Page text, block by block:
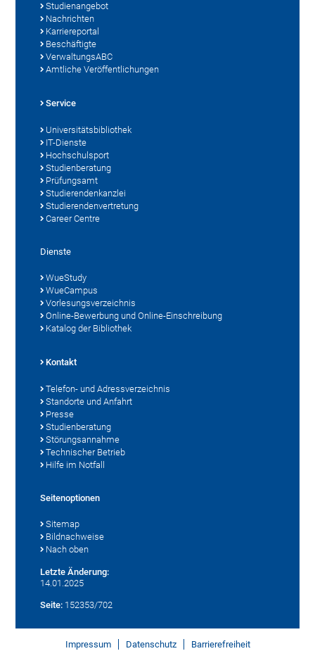
Studienangebot
Nachrichten
Karriereportal
Beschäftigte
VerwaltungsABC
Amtliche Veröffentlichungen
Service
Universitätsbibliothek
IT-Dienste
Hochschulsport
Studienberatung
Prüfungsamt
Studierendenkanzlei
Studierendenvertretung
Career Centre
Dienste
WueStudy
WueCampus
Vorlesungsverzeichnis
Online-Bewerbung und Online-Einschreibung
Katalog der Bibliothek
Kontakt
Telefon- und Adressverzeichnis
Standorte und Anfahrt
Presse
Studienberatung
Störungsannahme
Technischer Betrieb
Hilfe im Notfall
Seitenoptionen
Sitemap
Bildnachweise
Nach oben
Letzte Änderung:
14.01.2025
Seite: 152353/702
Impressum Datenschutz Barrierefreiheit